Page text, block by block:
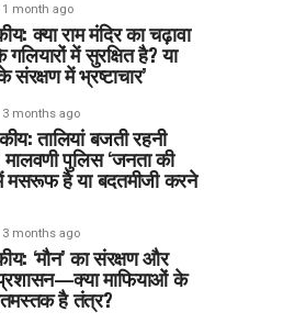
1 month ago
क्या राम मंदिर का चढ़ावा
गलियारों में सुरक्षित है? या
संरक्षण में भ्रष्टाचार’
3 months ago
तालियां बजती रहनी
मालवणी पुलिस ‘जनता की
मसरूफ है या बदतमीजी करने
3 months ago
‘मौन’ का संरक्षण और
माफियाओं के
है तंत्र?